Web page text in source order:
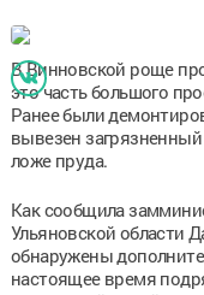
В Винновской роще
это часть большого
Ранее были
вывезен
ложе пруда.
Как сообщила
Ульяновской области
обнаружены
настоящее время